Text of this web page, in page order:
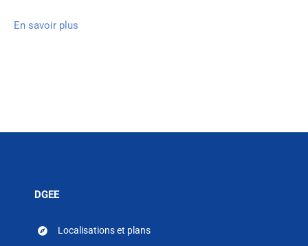
En savoir plus
DGEE
Localisations et plans